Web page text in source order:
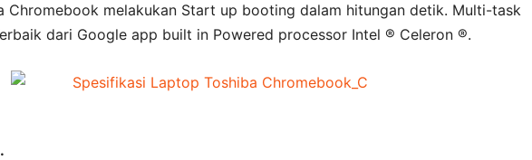
Chromebook melakukan Start up booting dalam hitungan detik. Multi-task
dari Google app built in Powered processor Intel ® Celeron ®.